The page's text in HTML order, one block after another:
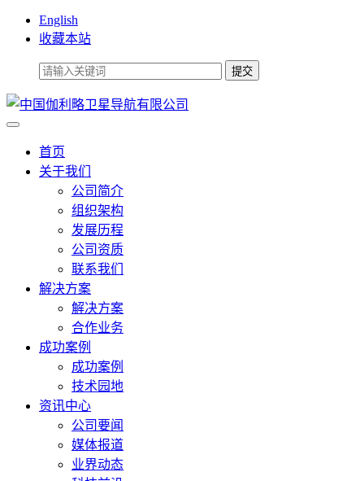
English
收藏本站
首页
关于我们
公司简介
组织架构
发展历程
公司资质
联系我们
解决方案
解决方案
合作业务
成功案例
成功案例
技术园地
资讯中心
公司要闻
媒体报道
业界动态